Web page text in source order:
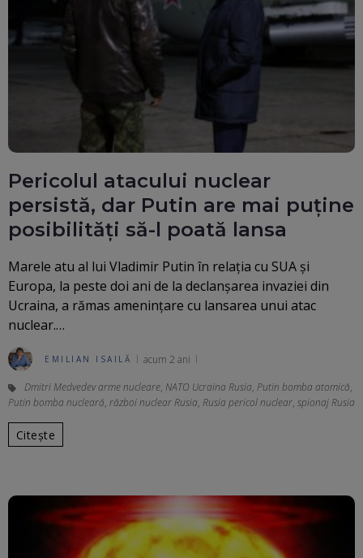
Pericolul atacului nuclear
persistă, dar Putin are mai puține
posibilități să-l poată lansa
Marele atu al lui Vladimir Putin în relația cu SUA și
Europa, la peste doi ani de la declanșarea invaziei din
Ucraina, a rămas amenințare cu lansarea unui atac
nuclear.…
EMILIAN ISAILĂ acum 2 ani
Dmitri Medvedev arme nucleare, NATO Ucraina Rusia, Putin bomba atomică,
Putin bomba nucleară, război nuclear Rusia, Rusia pericol nuclear, spionaj Rusia
Citește